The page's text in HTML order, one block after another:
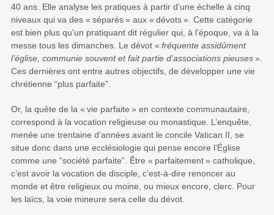
40 ans. Elle analyse les pratiques à partir d’une échelle à cinq
niveaux qui va des « séparés » aux « dévots ». Cette catégorie
est bien plus qu’un pratiquant dit régulier qui, à l’époque, va à la
messe tous les dimanches. Le dévot « fréquente assidûment
l’église, communie souvent et fait partie d’associations pieuses ».
Ces dernières ont entre autres objectifs, de développer une vie
chrétienne “plus parfaite”.
Or, la quête de la « vie parfaite » en contexte communautaire,
correspond à la vocation religieuse ou monastique. L’enquête,
menée une trentaine d’années avant le concile Vatican II, se
situe donc dans une ecclésiologie qui pense encore l’Église
comme une “société parfaite”. Être « parfaitement » catholique,
c’est avoir la vocation de disciple, c’est-à-dire renoncer au
monde et être religieux ou moine, ou mieux encore, clerc. Pour
les laïcs, la voie mineure sera celle du dévot.